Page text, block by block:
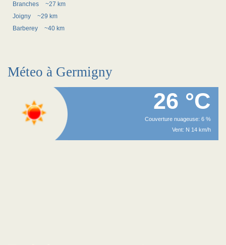
Branches
~27 km
Joigny
~29 km
Barberey
~40 km
Méteo à Germigny
26 °C
Couverture nuageuse: 6 %
Vent: N 14 km/h